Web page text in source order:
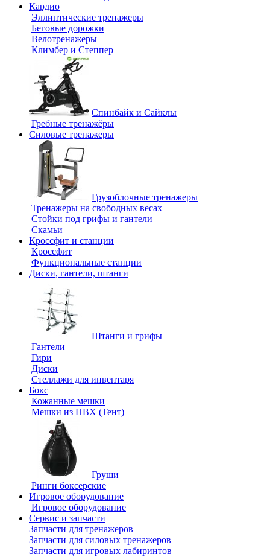
Кардио
Эллиптические тренажеры
Беговые дорожки
Велотренажеры
Климбер и Степпер
Спинбайк и Сайклы
Гребные тренажёры
Силовые тренажеры
Грузоблочные тренажеры
Тренажеры на свободных весах
Стойки под грифы и гантели
Скамьи
Кроссфит и станции
Кроссфит
Функциональные станции
Диски, гантели, штанги
Штанги и грифы
Гантели
Гири
Диски
Стеллажи для инвентаря
Бокс
Кожанные мешки
Мешки из ПВХ (Тент)
Груши
Ринги боксерские
Игровое оборудование
Игровое оборудование
Сервис и запчасти
Запчасти для тренажеров
Запчасти для силовых тренажеров
Запчасти для игровых лабиринтов